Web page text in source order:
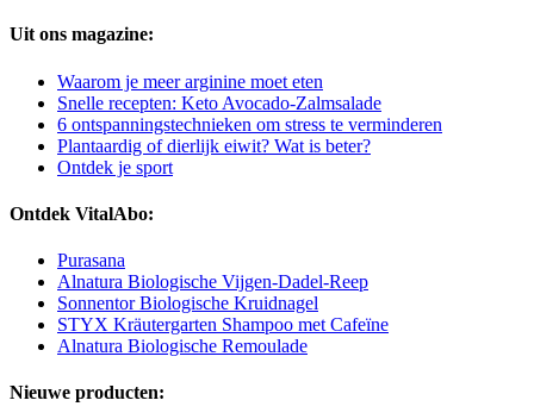
Uit ons magazine:
Waarom je meer arginine moet eten
Snelle recepten: Keto Avocado-Zalmsalade
6 ontspanningstechnieken om stress te verminderen
Plantaardig of dierlijk eiwit? Wat is beter?
Ontdek je sport
Ontdek VitalAbo:
Purasana
Alnatura Biologische Vijgen-Dadel-Reep
Sonnentor Biologische Kruidnagel
STYX Kräutergarten Shampoo met Cafeïne
Alnatura Biologische Remoulade
Nieuwe producten: